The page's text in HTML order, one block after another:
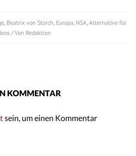
, Beatrix von Storch, Europa, NSA, Alternative für
/ Von Redaktion
KOMMENTAR
sein, um einen Kommentar